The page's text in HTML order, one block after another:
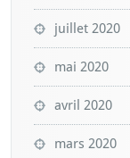
juillet 2020
mai 2020
avril 2020
mars 2020